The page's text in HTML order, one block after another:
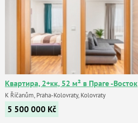
Квартира, 2+кк, 52 м² в Праге -Восток
K Říčanům, Praha-Kolovraty, Kolovraty
5 500 000 Kč